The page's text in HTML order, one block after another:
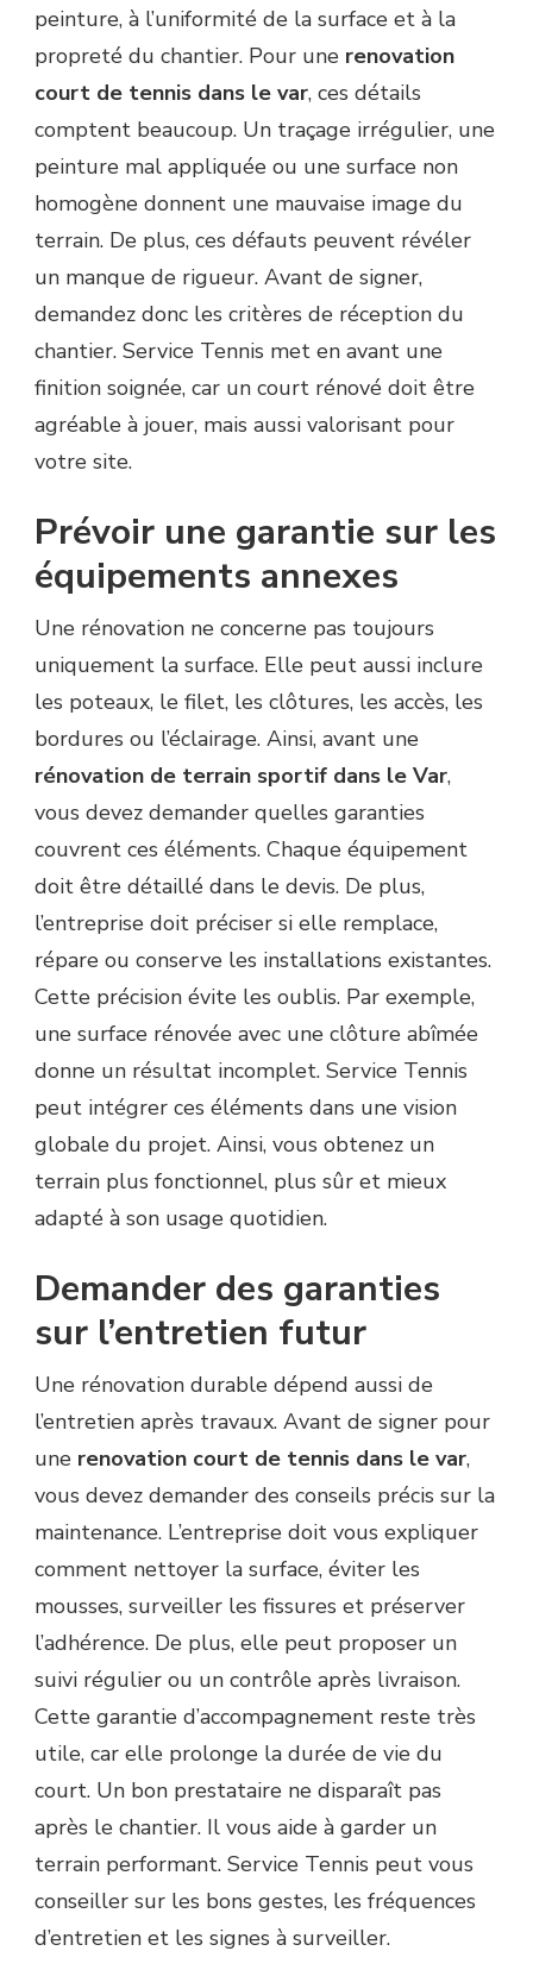
peinture, à l’uniformité de la surface et à la
propreté du chantier. Pour une renovation
court de tennis dans le var, ces détails
comptent beaucoup. Un traçage irrégulier, une
peinture mal appliquée ou une surface non
homogène donnent une mauvaise image du
terrain. De plus, ces défauts peuvent révéler
un manque de rigueur. Avant de signer,
demandez donc les critères de réception du
chantier. Service Tennis met en avant une
finition soignée, car un court rénové doit être
agréable à jouer, mais aussi valorisant pour
votre site.
Prévoir une garantie sur les
équipements annexes
Une rénovation ne concerne pas toujours
uniquement la surface. Elle peut aussi inclure
les poteaux, le filet, les clôtures, les accès, les
bordures ou l’éclairage. Ainsi, avant une
rénovation de terrain sportif dans le Var,
vous devez demander quelles garanties
couvrent ces éléments. Chaque équipement
doit être détaillé dans le devis. De plus,
l’entreprise doit préciser si elle remplace,
répare ou conserve les installations existantes.
Cette précision évite les oublis. Par exemple,
une surface rénovée avec une clôture abîmée
donne un résultat incomplet. Service Tennis
peut intégrer ces éléments dans une vision
globale du projet. Ainsi, vous obtenez un
terrain plus fonctionnel, plus sûr et mieux
adapté à son usage quotidien.
Demander des garanties
sur l’entretien futur
Une rénovation durable dépend aussi de
l’entretien après travaux. Avant de signer pour
une renovation court de tennis dans le var,
vous devez demander des conseils précis sur la
maintenance. L’entreprise doit vous expliquer
comment nettoyer la surface, éviter les
mousses, surveiller les fissures et préserver
l’adhérence. De plus, elle peut proposer un
suivi régulier ou un contrôle après livraison.
Cette garantie d’accompagnement reste très
utile, car elle prolonge la durée de vie du
court. Un bon prestataire ne disparaît pas
après le chantier. Il vous aide à garder un
terrain performant. Service Tennis peut vous
conseiller sur les bons gestes, les fréquences
d’entretien et les signes à surveiller.